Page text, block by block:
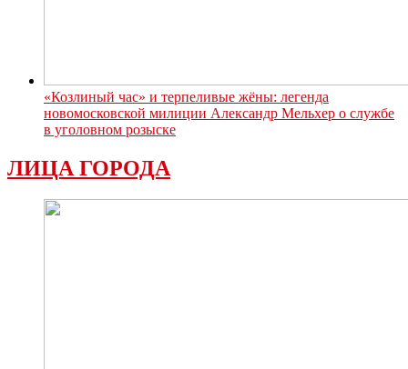
«Козлиный час» и терпеливые жёны: легенда
новомосковской милиции Александр Мельхер о службе
в уголовном розыске
ЛИЦА ГОРОДА